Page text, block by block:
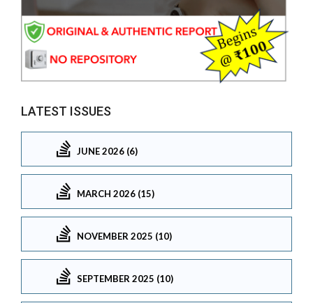
LATEST ISSUES
JUNE 2026 (6)
MARCH 2026 (15)
NOVEMBER 2025 (10)
SEPTEMBER 2025 (10)